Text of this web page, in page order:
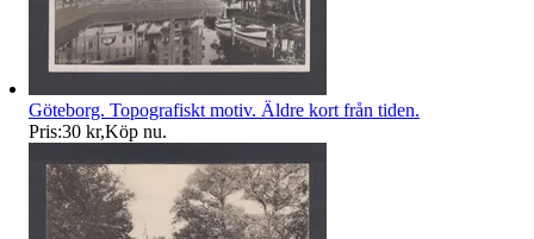
Göteborg. Topografiskt motiv. Äldre kort från tiden.
Pris:30 kr,Köp nu.